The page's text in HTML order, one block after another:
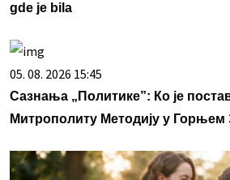
gde je bila
05. 08. 2026 15:45
Сазнања „Политике”: Ко је
Митрополиту Методију у Горњем